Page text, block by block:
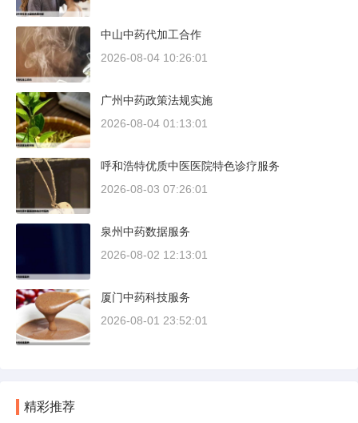
中山中药代加工合作
2026-08-04 10:26:01
广州中药政策法规实施
2026-08-04 01:13:01
呼和浩特优质中医医院特色诊疗服务
2026-08-03 07:26:01
泉州中药数据服务
2026-08-02 12:13:01
厦门中药科技服务
2026-08-01 23:52:01
精彩推荐